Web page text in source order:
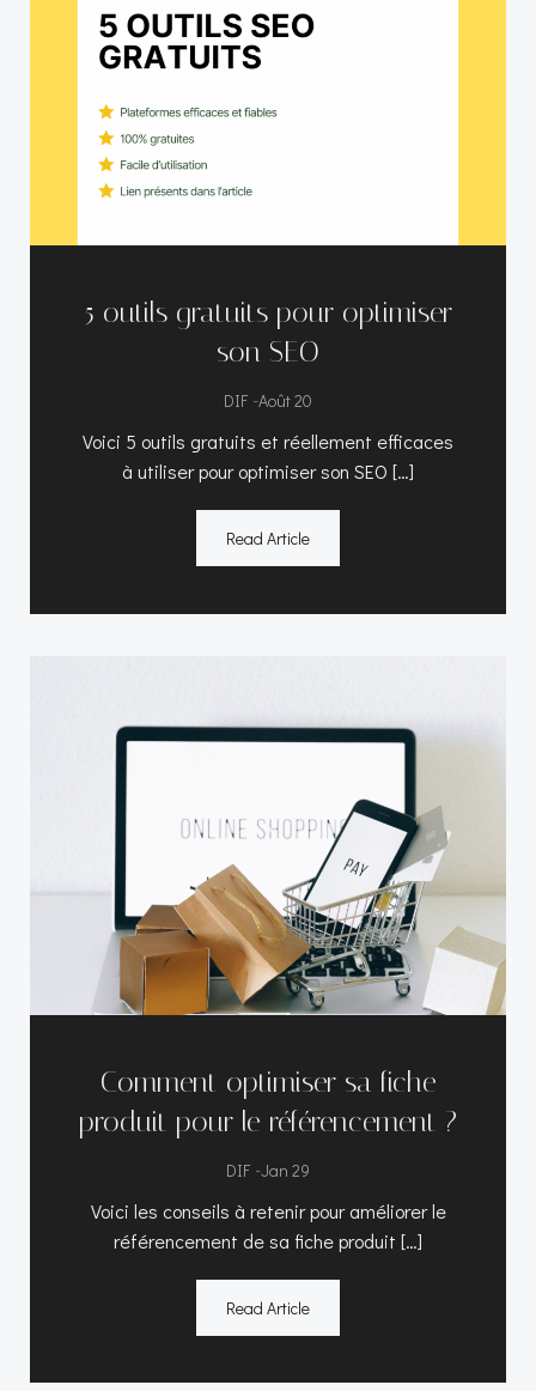
5 outils gratuits pour optimiser
son SEO
DIF -Août 20
Voici 5 outils gratuits et réellement efficaces
à utiliser pour optimiser son SEO […]
Read Article
Comment optimiser sa fiche
produit pour le référencement ?
DIF -Jan 29
Voici les conseils à retenir pour améliorer le
référencement de sa fiche produit […]
Read Article